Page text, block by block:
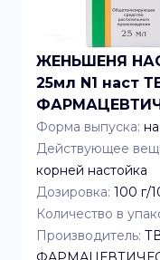
ЖЕНЬШЕНЯ
25мл N1 наст
Форма выпуска:
Действующее
корней настойка
Дозировка: 100 г/
Количество в
Производитель: